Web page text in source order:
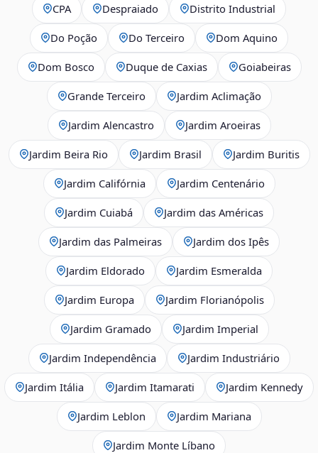
CPA Despraiado Distrito Industrial
Do Poção Do Terceiro Dom Aquino
Dom Bosco Duque de Caxias Goiabeiras
Grande Terceiro Jardim Aclimação
Jardim Alencastro Jardim Aroeiras
Jardim Beira Rio Jardim Brasil Jardim Buritis
Jardim Califórnia Jardim Centenário
Jardim Cuiabá Jardim das Américas
Jardim das Palmeiras Jardim dos Ipês
Jardim Eldorado Jardim Esmeralda
Jardim Europa Jardim Florianópolis
Jardim Gramado Jardim Imperial
Jardim Independência Jardim Industriário
Jardim Itália Jardim Itamarati Jardim Kennedy
Jardim Leblon Jardim Mariana
Jardim Monte Líbano